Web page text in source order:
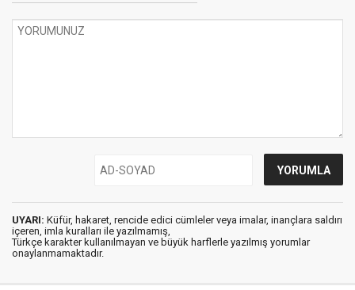
UYARI: Küfür, hakaret, rencide edici cümleler veya imalar, inançlara saldırı
içeren, imla kuralları ile yazılmamış,
Türkçe karakter kullanılmayan ve büyük harflerle yazılmış yorumlar
onaylanmamaktadır.